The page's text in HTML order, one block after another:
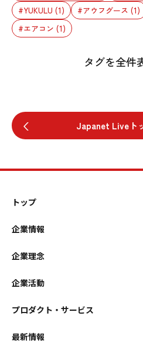
#YUKULU (1) #アウフグース (1)
#エアコン (1)
タグを全件
Japanet Liveト
トップ
企業情報
企業理念
企業活動
プロダクト・サービス
最新情報